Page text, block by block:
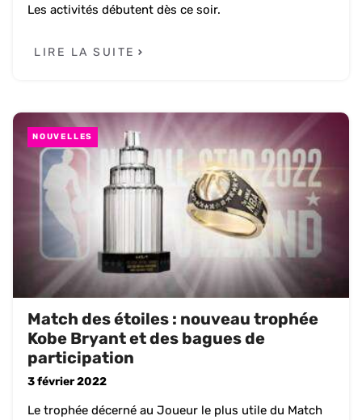
Les activités débutent dès ce soir.
LIRE LA SUITE
NOUVELLES
Match des étoiles : nouveau trophée
Kobe Bryant et des bagues de
participation
3 février 2022
Le trophée décerné au Joueur le plus utile du Match